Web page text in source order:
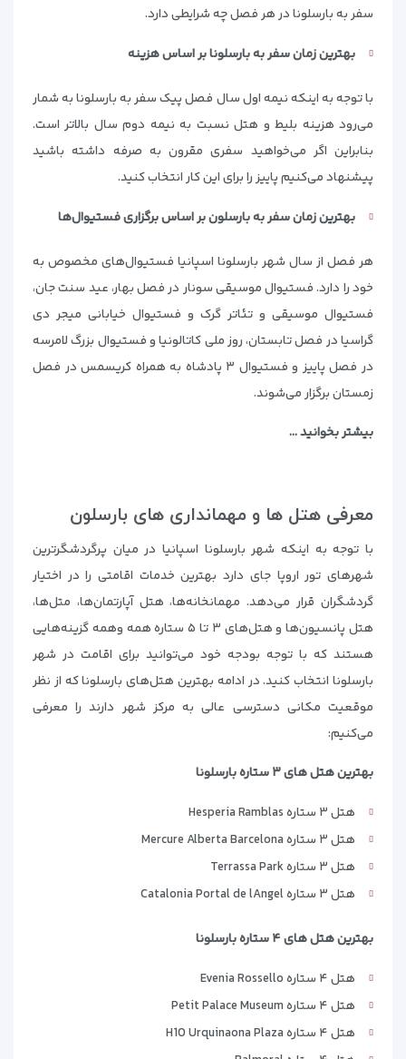
سفر به بارسلونا در هر فصل چه شرایطی دارد.
بهترین زمان سفر به بارسلونا بر اساس هزینه
با توجه به اینکه نیمه اول سال فصل پیک سفر به بارسلونا به شمار
می‌رود هزینه بلیط و هتل نسبت به نیمه دوم سال بالاتر است.
بنابراین اگر می‌خواهید سفری مقرون به صرفه داشته باشید
پیشنهاد می‌کنیم پاییز را برای این کار انتخاب کنید.
بهترین زمان سفر به بارسلون بر اساس برگزاری فستیوال‌ها
هر فصل از سال شهر بارسلونا اسپانیا فستیوال‌های مخصوص به
خود را دارد. فستیوال موسیقی سونار در فصل بهار، عید سنت جان،
فستیوال موسیقی و تئاتر گرک و فستیوال خیابانی میجر دی
گراسیا در فصل تابستان، روز ملی کاتالونیا و فستیوال بزرگ لامرسه
در فصل پاییز و فستیوال ۳ پادشاه به همراه کریسمس در فصل
زمستان برگزار می‌شوند.
بیشتر بخوانید …
معرفی هتل ها و مهمانداری های بارسلون
با توجه به اینکه شهر بارسلونا اسپانیا در میان پرگردشگرترین
شهرهای تور اروپا جای دارد بهترین خدمات اقامتی را در اختیار
گردشگران قرار می‌دهد. مهمانخانه‌ها، هتل آپارتمان‌ها، متل‌ها،
هتل پانسیون‌ها و هتل‌های ۳ تا ۵ ستاره همه وهمه گزینه‌هایی
هستند که با توجه بودجه خود می‌توانید برای اقامت در شهر
بارسلونا انتخاب کنید. در ادامه بهترین هتل‌های بارسلونا که از نظر
موقعیت مکانی دسترسی عالی به مرکز شهر دارند را معرفی
می‌کنیم:
بهترین هتل های ۳ ستاره بارسلونا
هتل ۳ ستاره Hesperia Ramblas
هتل ۳ ستاره Mercure Alberta Barcelona
هتل ۳ ستاره Terrassa Park
هتل ۳ ستاره Catalonia Portal de lAngel
بهترین هتل های ۴ ستاره بارسلونا
هتل ۴ ستاره Evenia Rossello
هتل ۴ ستاره Petit Palace Museum
هتل ۴ ستاره H10 Urquinaona Plaza